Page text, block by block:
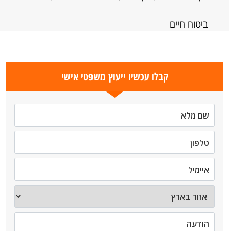
ביטוח חיים
קבלו עכשיו ייעוץ משפטי אישי